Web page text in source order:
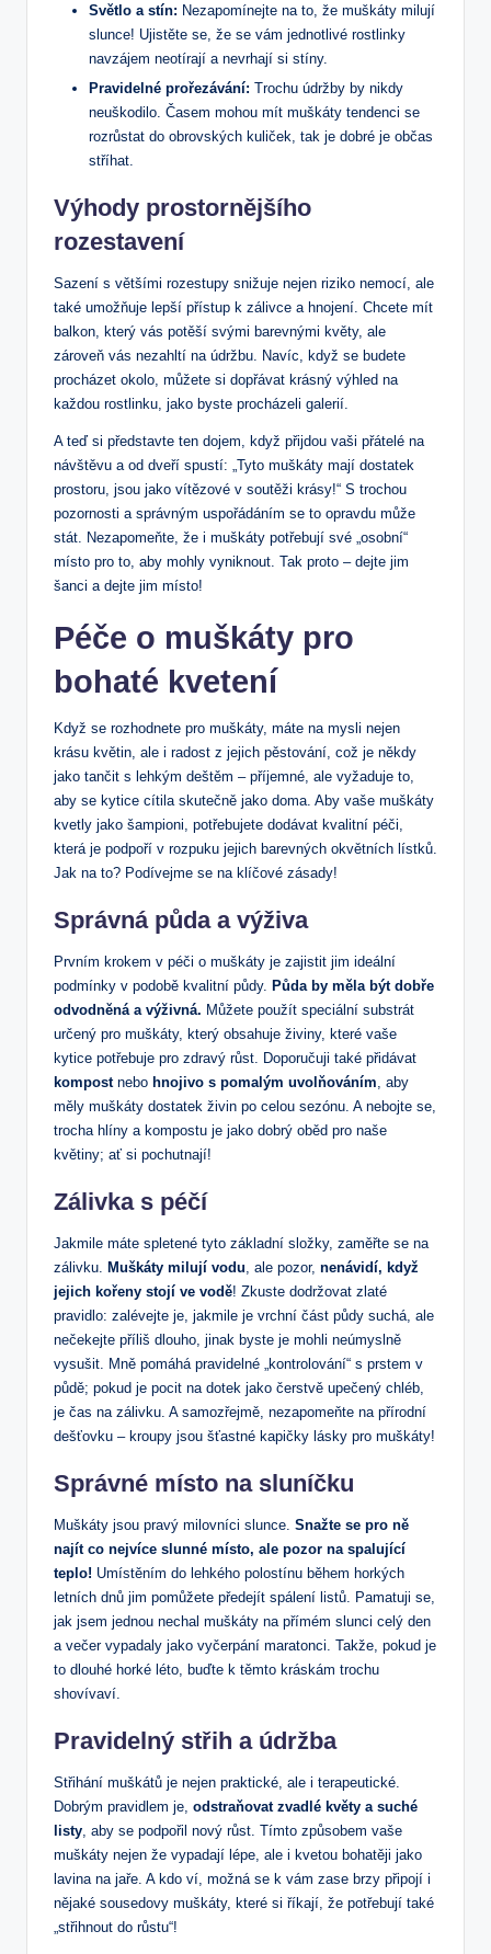
Světlo a stín: Nezapomínejte na to, že muškáty milují
slunce! Ujistěte se, že se vám jednotlivé rostlinky
navzájem neotírají a nevrhají si stíny.
Pravidelné prořezávání: Trochu údržby by nikdy
neuškodilo. Časem mohou mít muškáty tendenci se
rozrůstat do obrovských kuliček, tak je dobré je občas
stříhat.
Výhody prostornějšího
rozestavení
Sazení s většími rozestupy snižuje nejen riziko nemocí, ale
také umožňuje lepší přístup k zálivce a hnojení. Chcete mít
balkon, který vás potěší svými barevnými květy, ale
zároveň vás nezahltí na údržbu. Navíc, když se budete
procházet okolo, můžete si dopřávat krásný výhled na
každou rostlinku, jako byste procházeli galerií.
A teď si představte ten dojem, když přijdou vaši přátelé na
návštěvu a od dveří spustí: „Tyto muškáty mají dostatek
prostoru, jsou jako vítězové v soutěži krásy!“ S trochou
pozornosti a správným uspořádáním se to opravdu může
stát. Nezapomeňte, že i muškáty potřebují své „osobní“
místo pro to, aby mohly vyniknout. Tak proto – dejte jim
šanci a dejte jim místo!
Péče o muškáty pro
bohaté kvetení
Když se rozhodnete pro muškáty, máte na mysli nejen
krásu květin, ale i radost z jejich pěstování, což je někdy
jako tančit s lehkým deštěm – příjemné, ale vyžaduje to,
aby se kytice cítila skutečně jako doma. Aby vaše muškáty
kvetly jako šampioni, potřebujete dodávat kvalitní péči,
která je podpoří v rozpuku jejich barevných okvětních lístků.
Jak na to? Podívejme se na klíčové zásady!
Správná půda a výživa
Prvním krokem v péči o muškáty je zajistit jim ideální
podmínky v podobě kvalitní půdy. Půda by měla být dobře
odvodněná a výživná. Můžete použít speciální substrát
určený pro muškáty, který obsahuje živiny, které vaše
kytice potřebuje pro zdravý růst. Doporučuji také přidávat
kompostnebo hnojivo s pomalým uvolňováním , aby
měly muškáty dostatek živin po celou sezónu. A nebojte se,
trocha hlíny a kompostu je jako dobrý oběd pro naše
květiny; ať si pochutnají!
Zálivka s péčí
Jakmile máte spletené tyto základní složky, zaměřte se na
zálivku.
Muškáty milují vodu , ale pozor, nenávidí, když
jejich kořeny stojí ve vodě! Zkuste dodržovat zlaté
pravidlo: zalévejte je, jakmile je vrchní část půdy suchá, ale
nečekejte příliš dlouho, jinak byste je mohli neúmyslně
vysušit. Mně pomáhá pravidelné „kontrolování“ s prstem v
půdě; pokud je pocit na dotek jako čerstvě upečený chléb,
je čas na zálivku. A samozřejmě, nezapomeňte na přírodní
dešťovku – kroupy jsou šťastné kapičky lásky pro muškáty!
Správné místo na sluníčku
Muškáty jsou pravý milovníci slunce. Snažte se pro ně
najít co nejvíce slunné místo, ale pozor na spalující
teplo! Umístěním do lehkého polostínu během horkých
letních dnů jim pomůžete předejít spálení listů. Pamatuji se,
jak jsem jednou nechal muškáty na přímém slunci celý den
a večer vypadaly jako vyčerpání maratonci. Takže, pokud je
to dlouhé horké léto, buďte k těmto kráskám trochu
shovívaví.
Pravidelný střih a údržba
Střihání muškátů je nejen praktické, ale i terapeutické.
Dobrým pravidlem je, odstraňovat zvadlé květy a suché
listy , aby se podpořil nový růst. Tímto způsobem vaše
muškáty nejen že vypadají lépe, ale i kvetou bohatěji jako
lavina na jaře. A kdo ví, možná se k vám zase brzy připojí i
nějaké sousedovy muškáty, které si říkají, že potřebují také
„střihnout do růstu“!